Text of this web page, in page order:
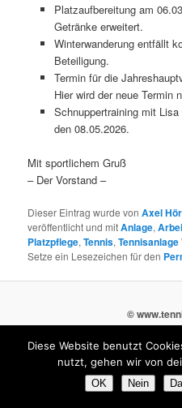
Platzaufbereitung am
Getränke erweitert.
Winterwanderung entfällt
Beteiligung.
Termin für die
Hier wird der neue Termin
Schnuppertraining mit
den 08.05.2026.
Mit sportlichem Gruß
– Der Vorstand –
Dieser Eintrag wurde vonAxel
veröffentlicht und mitAnlage,
Platzpflege,Tennis,Tennisanlage
Setze ein Lesezeichen für den
©
Diese Website benutzt
nutzt, gehen wir von
OK Nein